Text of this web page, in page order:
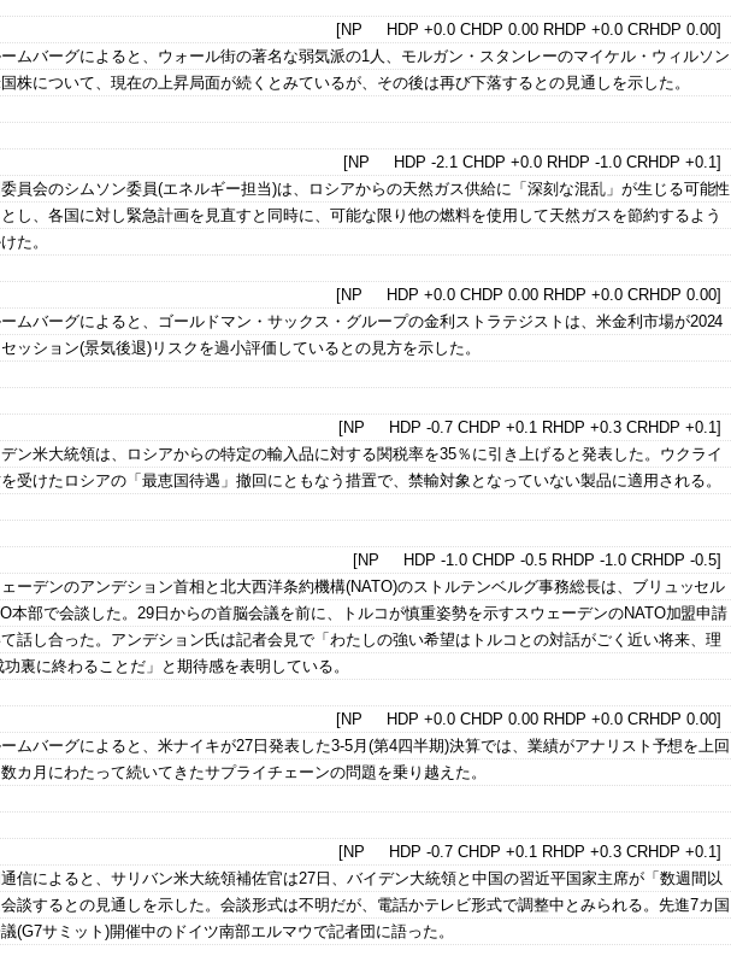
[NP HDP +0.0 CHDP 0.00 RHDP +0.0 CRHDP 0.00]
ームバーグによると、ウォール街の著名な弱気派の1人、モルガン・スタンレーのマイケル・ウィルソン
株について、現在の上昇局面が続くとみているが、その後は再び下落するとの見通しを示した。
[NP HDP -2.1 CHDP +0.0 RHDP -1.0 CRHDP +0.1]
委員会のシムソン委員(エネルギー担当)は、ロシアからの天然ガス供給に「深刻な混乱」が生じる可能性
し、各国に対し緊急計画を見直すと同時に、可能な限り他の燃料を使用して天然ガスを節約するよう
た。
[NP HDP +0.0 CHDP 0.00 RHDP +0.0 CRHDP 0.00]
ームバーグによると、ゴールドマン・サックス・グループの金利ストラテジストは、米金利市場が2024
ッション(景気後退)リスクを過小評価しているとの見方を示した。
[NP HDP -0.7 CHDP +0.1 RHDP +0.3 CRHDP +0.1]
デン米大統領は、ロシアからの特定の輸入品に対する関税率を35％に引き上げると発表した。ウクライ
受けたロシアの「最恵国待遇」撤回にともなう措置で、禁輸対象となっていない製品に適用される。
[NP HDP -1.0 CHDP -0.5 RHDP -1.0 CRHDP -0.5]
ェーデンのアンデション首相と北大西洋条約機構(NATO)のストルテンベルグ事務総長は、ブリュッセル
本部で会談した。29日からの首脳会議を前に、トルコが慎重姿勢を示すスウェーデンのNATO加盟申請
話し合った。アンデション氏は記者会見で「わたしの強い希望はトルコとの対話がごく近い将来、理
裏に終わることだ」と期待感を表明している。
[NP HDP +0.0 CHDP 0.00 RHDP +0.0 CRHDP 0.00]
ームバーグによると、米ナイキが27日発表した3-5月(第4四半期)決算では、業績がアナリスト予想を上回
カ月にわたって続いてきたサプライチェーンの問題を乗り越えた。
[NP HDP -0.7 CHDP +0.1 RHDP +0.3 CRHDP +0.1]
通信によると、サリバン米大統領補佐官は27日、バイデン大統領と中国の習近平国家主席が「数週間以
談するとの見通しを示した。会談形式は不明だが、電話かテレビ形式で調整中とみられる。先進7カ国
(G7サミット)開催中のドイツ南部エルマウで記者団に語った。